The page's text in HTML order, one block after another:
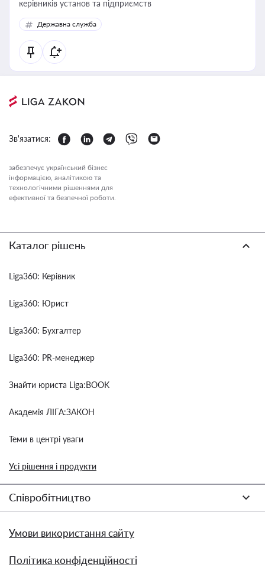
керівників установ та підприємств
Державна служба
Зв'язатися:
забезпечує український бізнес
інформацією, аналітикою та
технологічними рішеннями для
ефективної та безпечної роботи.
Каталог рішень
Liga360: Керівник
Liga360: Юрист
Liga360: Бухгалтер
Liga360: PR-менеджер
Знайти юриста Liga:BOOK
Академія ЛІГА:ЗАКОН
Теми в центрі уваги
Усі рішення і продукти
Співробітництво
Умови використання сайту
Політика конфіденційності